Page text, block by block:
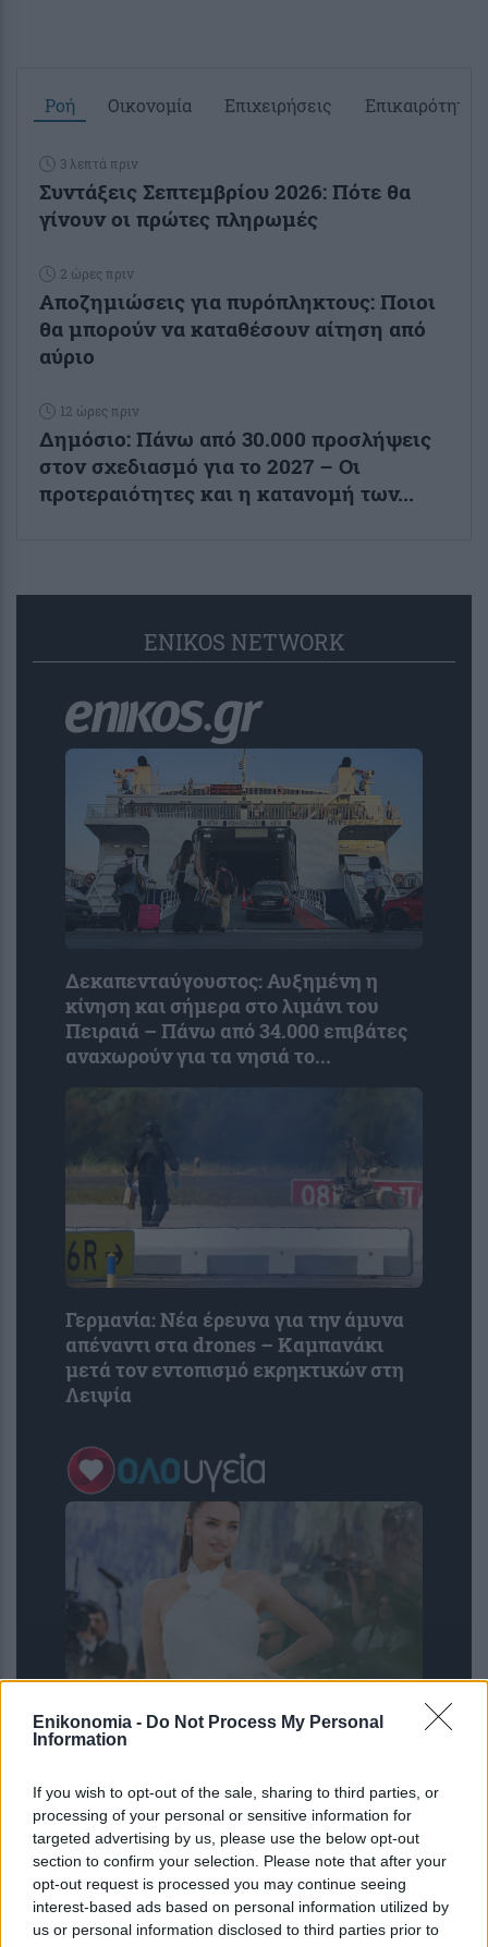
Enikonomia - Do Not Process My Personal
Information
If you wish to opt-out of the sale, sharing to third parties, or
processing of your personal or sensitive information for
targeted advertising by us, please use the below opt-out
section to confirm your selection. Please note that after your
opt-out request is processed you may continue seeing
interest-based ads based on personal information utilized by
us or personal information disclosed to third parties prior to
Ροή Οικονομία Επιχειρήσεις Επικαιρότητα
3 λεπτά πριν
Συντάξεις Σεπτεμβρίου 2026: Πότε θα
γίνουν οι πρώτες πληρωμές
2 ώρες πριν
Αποζημιώσεις για πυρόπληκτους: Ποιοι
θα μπορούν να καταθέσουν αίτηση από
αύριο
12 ώρες πριν
Δημόσιο: Πάνω από 30.000 προσλήψεις
στον σχεδιασμό για το 2027 – Οι
προτεραιότητες και η κατανομή των...
ENIKOS NETWORK
Δεκαπενταύγουστος: Αυξημένη η
κίνηση και σήμερα στο λιμάνι του
Πειραιά – Πάνω από 34.000 επιβάτες
αναχωρούν για τα νησιά το...
Γερμανία: Νέα έρευνα για την άμυνα
απέναντι στα drones – Καμπανάκι
μετά τον εντοπισμό εκρηκτικών στη
Λειψία
Miranda Kerr: Η περίεργη διατροφή
διατηρείται πάντα αδύνατη: «Τρώω
ελάφι και βίσονα για ...